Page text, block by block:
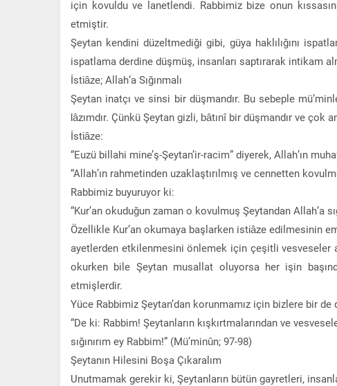
için kovuldu ve lanetlendi. Rabbimiz bize onun
etmiştir.
Şeytan kendini düzeltmediği gibi, güya haklılığını
ispatlama derdine düşmüş, insanları saptırarak intikam
İstiâze; Allah’a Sığınmalı
Şeytan inatçı ve sinsi bir düşmandır. Bu sebeple
lâzımdır. Çünkü Şeytan gizli, bâtınî bir düşmandır ve
İstiâze:
“Euzü billahi mine’ş-Şeytan’ir-racim” diyerek, Allah’ın
“Allah’ın rahmetinden uzaklaştırılmış ve cennetten
Rabbimiz buyuruyor ki:
“Kur’an okuduğun zaman o kovulmuş Şeytandan Allah’a
Özellikle Kur’an okumaya başlarken istiâze edilmesinin
ayetlerden etkilenmesini önlemek için çeşitli vesveseler
okurken bile Şeytan musallat oluyorsa her işin
etmişlerdir.
Yüce Rabbimiz Şeytan’dan korunmamız için bizlere bir
“De ki: Rabbim! Şeytanların kışkırtmalarından ve
sığınırım ey Rabbim!” (Mü’minûn; 97-98)
Şeytanın Hilesini Boşa Çıkaralım
Unutmamak gerekir ki, Şeytanların bütün gayretleri,